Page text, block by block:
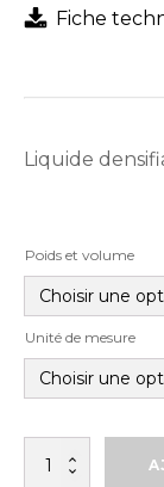
Fiche
Liquide
Poids et volume
Unité de mesure
quantité